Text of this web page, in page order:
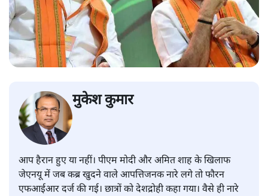
मुकेश कुमार
आप हैरान हुए या नहीं। पीएम मोदी और अमित शाह के खिलाफ
जेएनयू में जब कब्र खुदने वाले आपत्तिजनक नारे लगे तो फौरन
एफआईआर दर्ज की गई। छात्रों को देशद्रोही कहा गया। वैसे ही नारे